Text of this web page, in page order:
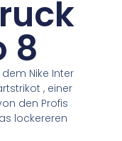
8
Nike Inter
, einer
den Profis
lockereren